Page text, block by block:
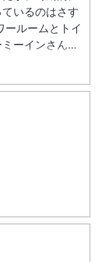
いるのはさす
ールームとトイ
ーインさんは
んでしたが、
る感じが無く
ぐ気になる匂い
はやっぱり駄
の予約で禁煙